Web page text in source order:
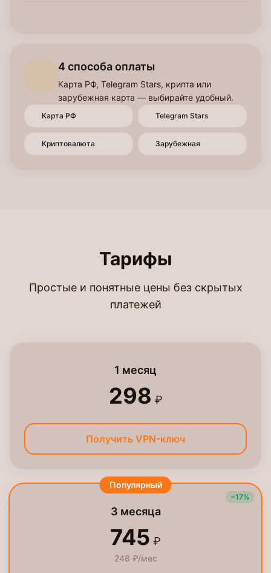
4 способа оплаты
Карта РФ, Telegram Stars, крипта или
зарубежная карта — выбирайте удобный.
Карта РФ Telegram Stars
Криптовалюта Зарубежная
Тарифы
Простые и понятные цены без скрытых
платежей
1 месяц
298 ₽
Получить VPN-ключ
Популярный
−17%
3 месяца
745 ₽
248 ₽/мес